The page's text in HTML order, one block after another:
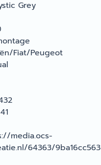
Grey
Fiat/Peugeot
media.ocs-
64363/